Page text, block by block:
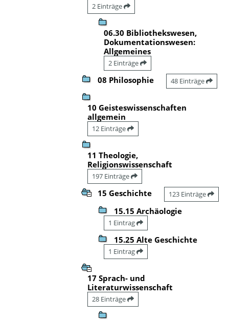
2 Einträge
06.30 Bibliothekswesen,
Dokumentationswesen:
Allgemeines
2 Einträge
08 Philosophie 48 Einträge
10 Geisteswissenschaften
allgemein
12 Einträge
11 Theologie,
Religionswissenschaft
197 Einträge
15 Geschichte 123 Einträge
15.15 Archäologie
1 Eintrag
15.25 Alte Geschichte
1 Eintrag
17 Sprach- und
Literaturwissenschaft
28 Einträge